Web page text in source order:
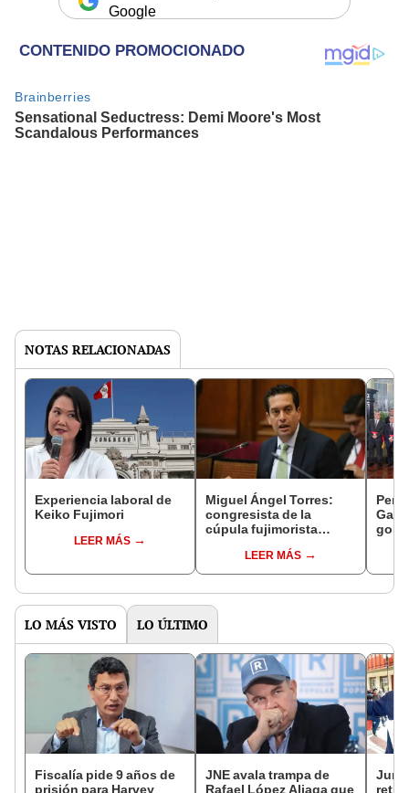
Google
NOTAS RELACIONADAS
Experiencia laboral de
Keiko Fujimori
LEER MÁS
Miguel Ángel Torres:
congresista de la
cúpula fujimorista
del SenadoLEER MÁS
LO MÁS VISTO LO ÚLTIMO
Fiscalía pide 9 años de
prisión para Harvey
JNE avala trampa de
Rafael López Aliaga que